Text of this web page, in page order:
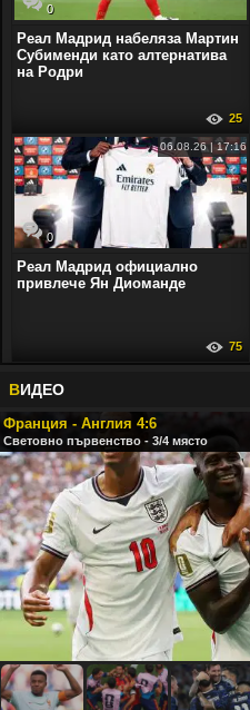
0
Реал Мадрид набеляза Мартин
Субименди като алтернатива
на Родри
25
0
06.08.26 | 17:16
Реал Мадрид официално
привлече Ян Диоманде
75
ВИДЕО
Франция - Англия 4:6
Световно първенство - 3/4 място